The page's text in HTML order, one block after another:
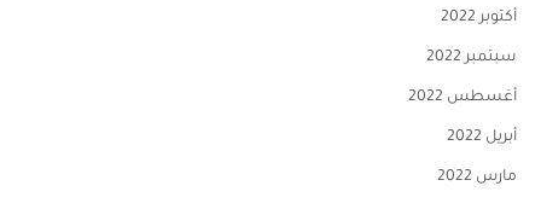
أكتوبر 2022
سبتمبر 2022
أغسطس 2022
أبريل 2022
مارس 2022